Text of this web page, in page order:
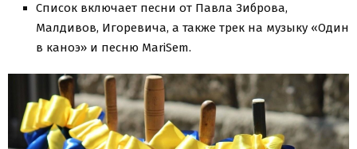
Список включает песни от Павла Зиброва,
Малдивов, Игоревича, а также трек на музыку «Один
в каноэ» и песню MariSem.